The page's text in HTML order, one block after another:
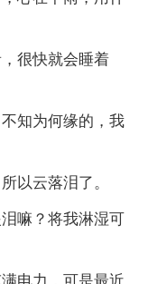
很快就会睡着
知为何缘的，我
以云落泪了。
嘛？将我淋湿可